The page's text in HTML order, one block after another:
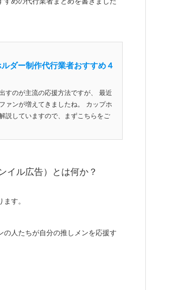
ダー制作代行業者おすすめ４
すのが主流の応援方法ですが、 最近
ァンが増えてきましたね。 カップホ
説していますので、まずこちらをご
イル広告）とは何か？
す。
人たちが自分の推しメンを応援す